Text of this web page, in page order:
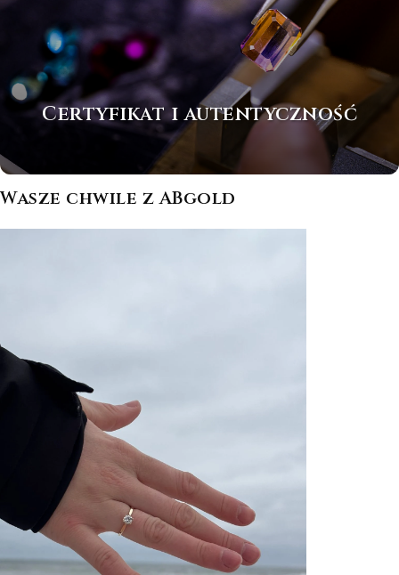
Certyfikat i autentyczność
Wasze chwile z ABgold